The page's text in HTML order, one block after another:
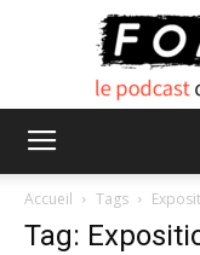
Accueil Tags
Tag: